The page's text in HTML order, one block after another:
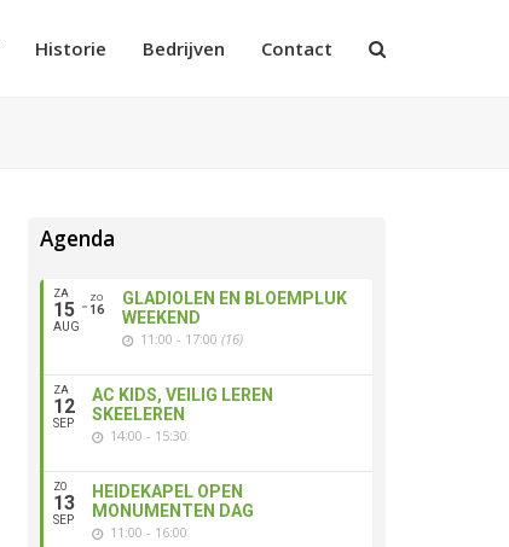
Historie Bedrijven Contact
Agenda
ZA
15
AUG
ZO
16
GLADIOLEN EN BLOEMPLUK
WEEKEND
11:00 - 17:00 (16)
ZA
12
SEP
AC KIDS, VEILIG LEREN
SKEELEREN
14:00 - 15:30
ZO
13
SEP
HEIDEKAPEL OPEN
MONUMENTEN DAG
11:00 - 16:00